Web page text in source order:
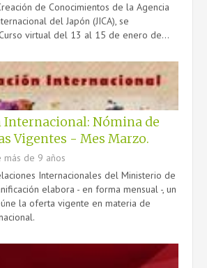
de Conocimientos de la Agencia
del Japón (JICA), se
virtual del 13 al 15 de enero de...
Internacional: Nómina de
Vigentes - Mes Marzo.
más de 9 años
Internacionales del Ministerio de
elabora - en forma mensual -, un
la oferta vigente en materia de